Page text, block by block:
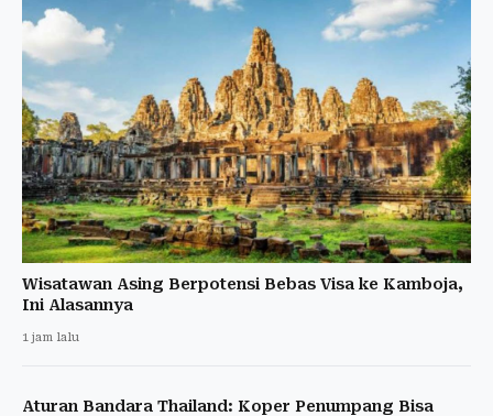
Wisatawan Asing Berpotensi Bebas Visa ke Kamboja,
Ini Alasannya
1 jam lalu
Aturan Bandara Thailand: Koper Penumpang Bisa